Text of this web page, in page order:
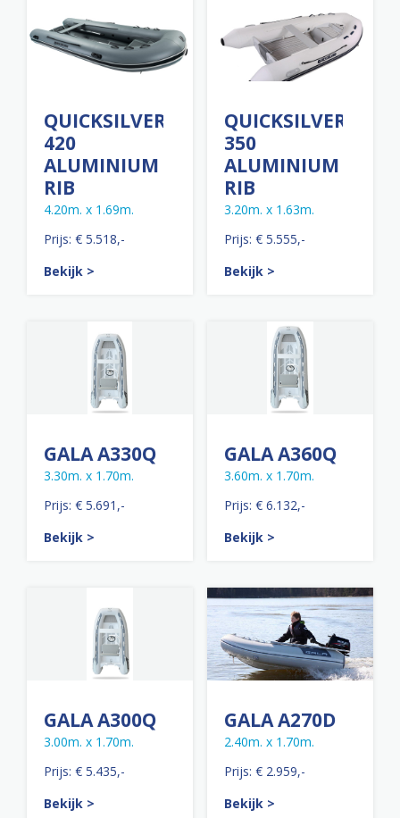
QUICKSILVER
420
ALUMINIUM
RIB
4.20m. x 1.69m.
Prijs: € 5.518,-
Bekijk >
QUICKSILVER
350
ALUMINIUM
RIB
3.20m. x 1.63m.
Prijs: € 5.555,-
Bekijk >
GALA A330Q
3.30m. x 1.70m.
Prijs: € 5.691,-
Bekijk >
GALA A360Q
3.60m. x 1.70m.
Prijs: € 6.132,-
Bekijk >
GALA A300Q
3.00m. x 1.70m.
Prijs: € 5.435,-
Bekijk >
GALA A270D
2.40m. x 1.70m.
Prijs: € 2.959,-
Bekijk >